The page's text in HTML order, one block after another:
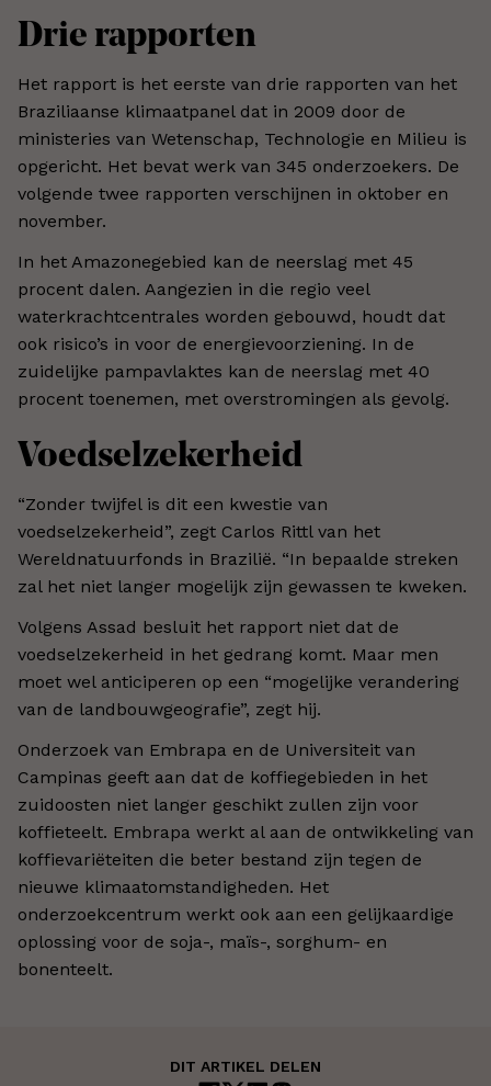
Drie rapporten
Het rapport is het eerste van drie rapporten van het
Braziliaanse klimaatpanel dat in 2009 door de
ministeries van Wetenschap, Technologie en Milieu is
opgericht. Het bevat werk van 345 onderzoekers. De
volgende twee rapporten verschijnen in oktober en
november.
In het Amazonegebied kan de neerslag met 45
procent dalen. Aangezien in die regio veel
waterkrachtcentrales worden gebouwd, houdt dat
ook risico’s in voor de energievoorziening. In de
zuidelijke pampavlaktes kan de neerslag met 40
procent toenemen, met overstromingen als gevolg.
Voedselzekerheid
“Zonder twijfel is dit een kwestie van
voedselzekerheid”, zegt Carlos Rittl van het
Wereldnatuurfonds in Brazilië. “In bepaalde streken
zal het niet langer mogelijk zijn gewassen te kweken.
Volgens Assad besluit het rapport niet dat de
voedselzekerheid in het gedrang komt. Maar men
moet wel anticiperen op een “mogelijke verandering
van de landbouwgeografie”, zegt hij.
Onderzoek van Embrapa en de Universiteit van
Campinas geeft aan dat de koffiegebieden in het
zuidoosten niet langer geschikt zullen zijn voor
koffieteelt. Embrapa werkt al aan de ontwikkeling van
koffievariëteiten die beter bestand zijn tegen de
nieuwe klimaatomstandigheden. Het
onderzoekcentrum werkt ook aan een gelijkaardige
oplossing voor de soja-, maïs-, sorghum- en
bonenteelt.
DIT ARTIKEL DELEN